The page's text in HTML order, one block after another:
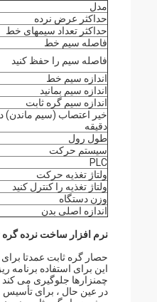
مدل
حداکثر عرض نرده
حداکثر تعداد سیمهای خط
فاصله سیم خط
فاصله سیم را حفظ کنید
اندازه سیم خط
اندازه سیم بمانید
اندازه سیم گره ثابت
خیر اعتصاب (سیم ماندن)
دقیقه
طول رول
سیستم حرکت
PLC
ولتاژ تغذیه حرکت
ولتاژ تغذیه را کنترل کنید
وزن دستگاه
اندازه اصلی بدن
نرم افزار ساخت نرده گره
حصار گره ثابت عمدتا
این برای استفاده برنامه
چمنزارها جلوگیری می
در عین حال ، برای تأسیس